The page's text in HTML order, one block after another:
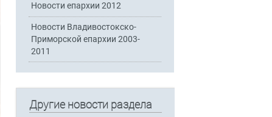
Новости епархии 2012
Новости Владивостокско-
Приморской епархии 2003-
2011
Другие новости раздела